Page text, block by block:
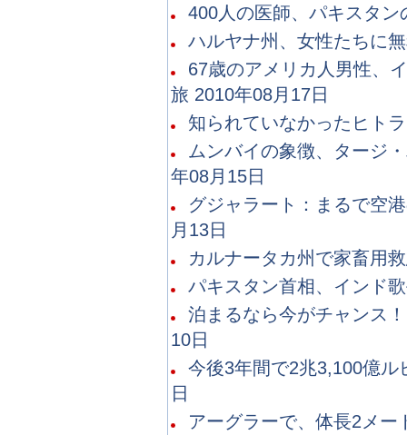
400人の医師、パキスタ
ハルヤナ州、女性たちに
67歳のアメリカ人男性、
旅 2010年08月17日
知られていなかったヒト
ムンバイの象徴、タージ
年08月15日
グジャラート：まるで空
月13日
カルナータカ州で家畜用
パキスタン首相、インド
泊まるなら今がチャンス
10日
今後3年間で2兆3,100億
日
アーグラーで、体長2メ